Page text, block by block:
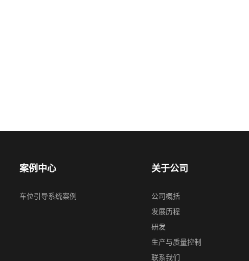
案例中心
车位引导系统案例
关于公司
公司概括
发展历程
研发
生产与质量控制
联系我们